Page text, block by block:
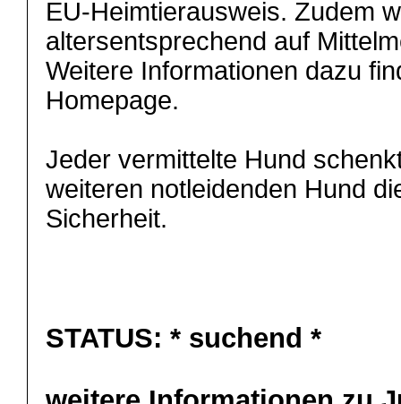
EU-Heimtierausweis. Zudem
altersentsprechend auf
Weitere Informationen dazu
Homepage.
Jeder vermittelte Hund
weiteren notleidenden Hund
Sicherheit.
STATUS: * suchend *